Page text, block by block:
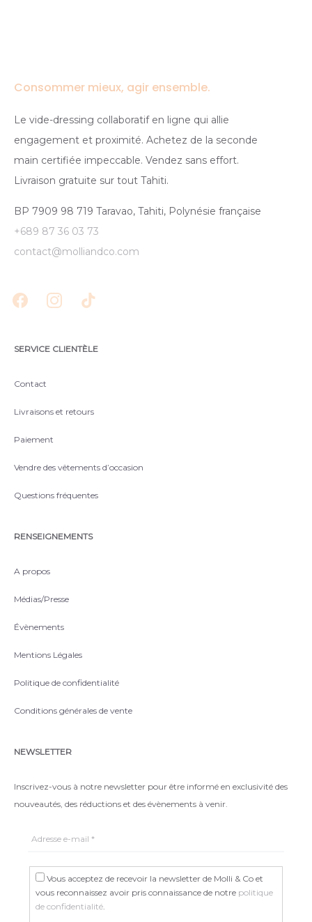
Consommer mieux, agir ensemble.
Le vide-dressing collaboratif en ligne qui allie
engagement et proximité. Achetez de la seconde
main certifiée impeccable. Vendez sans effort.
Livraison gratuite sur tout Tahiti.
BP 7909 98 719 Taravao, Tahiti, Polynésie française
+689 87 36 03 73
contact@molliandco.com
SERVICE CLIENTÈLE
Contact
Livraisons et retours
Paiement
Vendre des vêtements d’occasion
Questions fréquentes
RENSEIGNEMENTS
A propos
Médias/Presse
Évènements
Mentions Légales
Politique de confidentialité
Conditions générales de vente
NEWSLETTER
Inscrivez-vous à notre newsletter pour être informé en exclusivité des
nouveautés, des réductions et des évènements à venir.
Vous acceptez de recevoir la newsletter de Molli & Co et
vous reconnaissez avoir pris connaissance de notre politique
de confidentialité.